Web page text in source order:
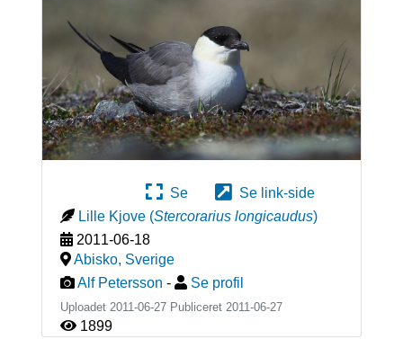
Se
Se link-side
Lille Kjove (Stercorarius longicaudus)
2011-06-18
Abisko, Sverige
Alf Petersson - Se profil
Uploadet 2011-06-27 Publiceret 2011-06-27
1899